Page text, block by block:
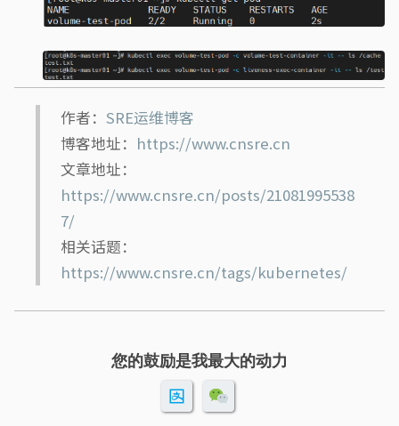
作者： SRE运维博客
博客地址： https://www.cnsre.cn
文章地址：
https://www.cnsre.cn/posts/21081995538
7/
相关话题：
https://www.cnsre.cn/tags/kubernetes/
您的鼓励是我最大的动力